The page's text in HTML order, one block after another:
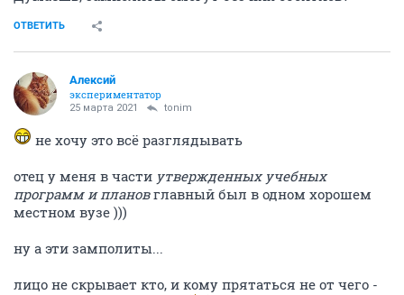
ОТВЕТИТЬ
Алексий
экспериментатор
25 марта 2021 tonim
не хочу это всё разглядывать
отец у меня в части утвержденных учебных
программ и плановглавный был в одном хорошем
местном вузе )))
ну а эти замполиты...
лицо не скрывает кто, и кому прятаться не от чего -